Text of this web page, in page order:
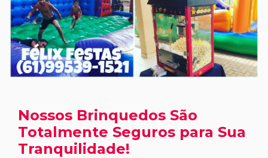
Nossos Brinquedos São
Totalmente Seguros para Sua
Tranquilidade!